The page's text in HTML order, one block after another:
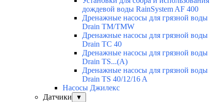
дождевой воды RainSystem AF 400
Дренажные насосы для грязной воды
Drain TM/TMW
Дренажные насосы для грязной воды
Drain TC 40
Дренажные насосы для грязной воды
Drain TS...(A)
Дренажные насосы для грязной воды
Drain TS 40/12/16 A
Насосы Джилекс
Датчики
▼